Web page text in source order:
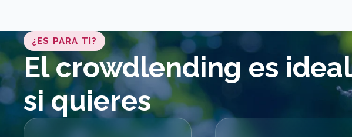
¿ES PARA TI?
El crowdlending es ideal
si quieres